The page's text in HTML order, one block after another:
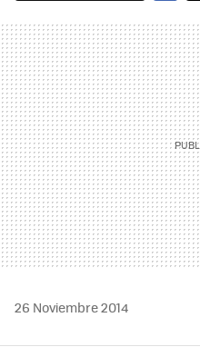
26 Noviembre 2014